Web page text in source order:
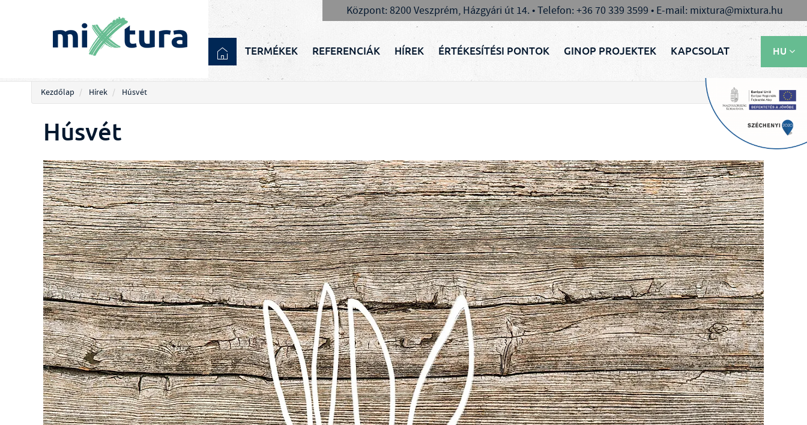
HU
RU
Központ: 8200 Veszprém, Házgyári út 14. • Telefon: +36 70 339 3599 • E-mail: mixtura@mixtura.hu
TERMÉKEK REFERENCIÁK HÍREK ÉRTÉKESÍTÉSI PONTOK GINOP PROJEKTEK KAPCSOLAT
Kezdőlap Hírek Húsvét
Húsvét